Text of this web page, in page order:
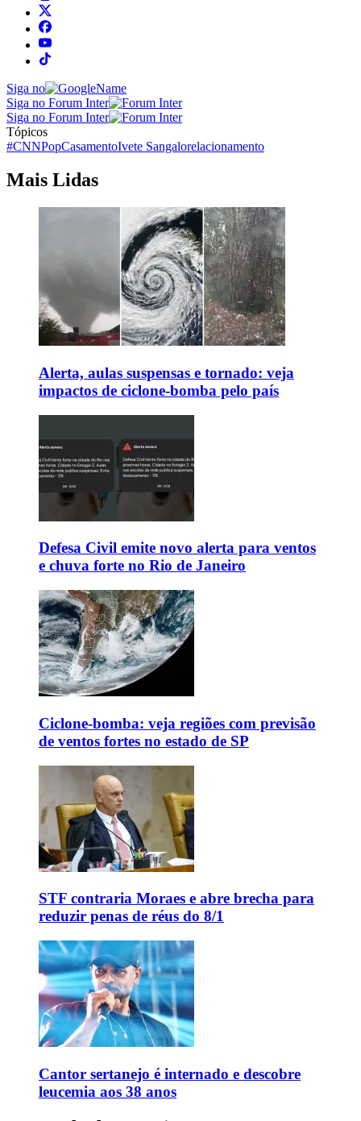
Siga no
Siga no Forum Inter
Siga no Forum Inter
Tópicos
#CNNPopCasamentoIvete Sangalorelacionamento
Mais Lidas
Alerta, aulas suspensas e tornado: veja
impactos de ciclone-bomba pelo país
Defesa Civil emite novo alerta para ventos
e chuva forte no Rio de Janeiro
Ciclone-bomba: veja regiões com previsão
de ventos fortes no estado de SP
STF contraria Moraes e abre brecha para
reduzir penas de réus do 8/1
Cantor sertanejo é internado e descobre
leucemia aos 38 anos